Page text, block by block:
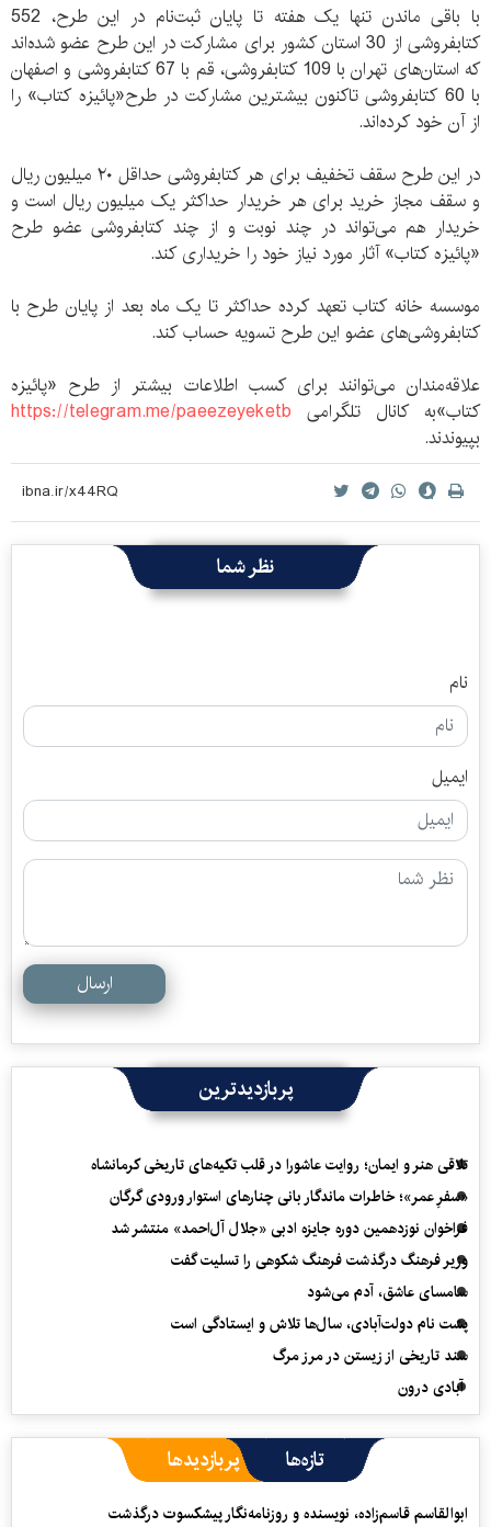
با باقی ماندن تنها یک هفته تا پایان ثبت‌نام در این طرح، 552
کتابفروشی از 30 استان کشور برای مشارکت در این طرح عضو شده‌اند
که استان‌های تهران با 109 کتابفروشی، قم با 67 کتابفروشی و اصفهان
با 60 کتابفروشی تاکنون بیشترین مشارکت در طرح«پائیزه کتاب» را
از آن خود کرده‌اند.
در این طرح سقف تخفیف برای هر کتابفروشی حداقل ۲۰ میلیون ریال
و سقف مجاز خرید برای هر خریدار حداکثر یک میلیون ریال است و
خریدار هم می‌تواند در چند نوبت و از چند کتابفروشی عضو طرح
«پائیزه کتاب» آثار مورد نیاز خود را خریداری کند.
موسسه خانه کتاب تعهد کرده حداکثر تا یک ماه بعد از پایان طرح با
کتابفروشی‌های عضو این طرح تسویه حساب کند.
علاقه‌مندان می‌توانند برای کسب اطلاعات بیشتر از طرح «پائیزه
کتاب»به کانال تلگرامی https://telegram.me/paeezeyeketb
بپیوندند.
نظر شما
نام
ایمیل
ارسال
پربازدیدترین
تلاقی هنر و ایمان؛ روایت عاشورا در قلب تکیه‌های تاریخی کرمانشاه
«سفرِ عمر»؛ خاطرات ماندگار بانی چنارهای استوار ورودی گرگان
فراخوان نوزدهمین دوره جایزه ادبی «جلال آل‌احمد» منتشر شد
وزیر فرهنگ درگذشت فرهنگ شکوهی را تسلیت گفت
سامسای عاشق، آدم می‌شود
پشت نام دولت‌آبادی، سال‌ها تلاش و ایستادگی است
سند تاریخی از زیستن در مرز مرگ
آبادی درون
تازه‌ها پربازدیدها
ابوالقاسم قاسم‌زاده، نویسنده و روزنامه‌نگار پیشکسوت درگذشت